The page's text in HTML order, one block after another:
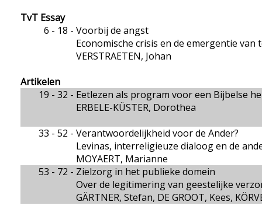
TvT Essay
6 - 18 - Voorbij de angst
Economische crisis en de emergentie van
VERSTRAETEN, Johan
Artikelen
19 - 32 - Eetlezen als program voor een Bijbelse
ERBELE-KÜSTER, Dorothea
33 - 52 - Verantwoordelijkheid voor de Ander?
Levinas, interreligieuze dialoog en de
MOYAERT, Marianne
53 - 72 - Zielzorg in het publieke domein
Over de legitimering van geestelijke
GÄRTNER, Stefan, DE GROOT, Kees,